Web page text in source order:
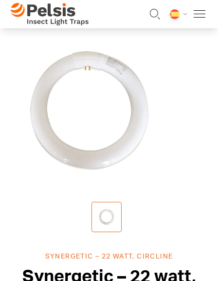
Skip to content
Pelsis Insect Light Traps
SYNERGETIC – 22 WATT, CIRCLINE
Synergetic – 22 watt,